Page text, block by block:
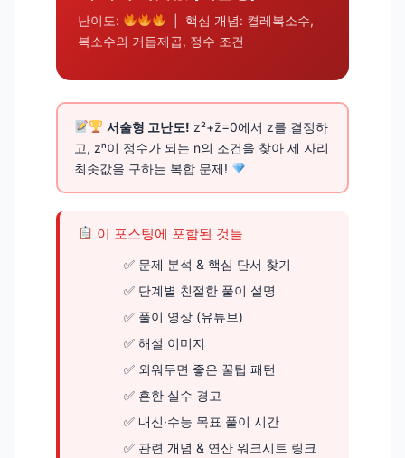
난이도:
| 핵심 개념: 켤레복소수,
복소수의 거듭제곱, 정수 조건
서술형 고난도! z²+z̄=0에서 z를 결정하
고, zⁿ이 정수가 되는 n의 조건을 찾아 세 자리
최솟값을 구하는 복합 문제!
이 포스팅에 포함된 것들
문제 분석 & 핵심 단서 찾기
단계별 친절한 풀이 설명
풀이 영상 (유튜브)
해설 이미지
외워두면 좋은 꿀팁 패턴
흔한 실수 경고
내신·수능 목표 풀이 시간
관련 개념 & 연산 워크시트 링크